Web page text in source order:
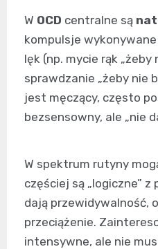
W OCD centralne są
kompulsje
lęk (np. mycie rąk „żeby
sprawdzanie „żeby nie
jest męczący, często
bezsensowny, ale „nie
W spektrum rutyny
częściej są „logiczne”
dają przewidywalność,
przeciążenie.
intensywne, ale nie